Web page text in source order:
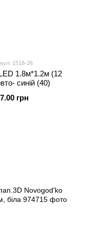
1518-26
1.8м*1.2м (12
синій (40)
грн